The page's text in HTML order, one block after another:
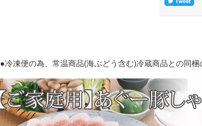
●冷凍便の為、常温商品(海ぶどう含む)冷蔵商品との同梱